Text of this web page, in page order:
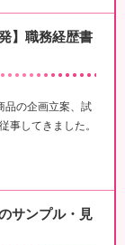
】職務経歴書
品の企画立案、試
事してきました。
サンプル・見